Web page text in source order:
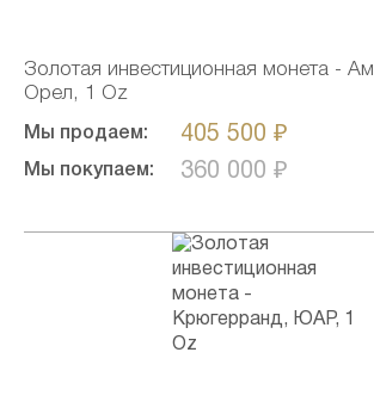
Золотая инвестиционная монета -
Орел, 1 Oz
Мы продаем: 405 500 ₽
Мы покупаем: 360 000 ₽